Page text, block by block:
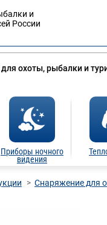
охоты, рыбалки и
Приборы ночного
видения
и
России
Снаряжение для